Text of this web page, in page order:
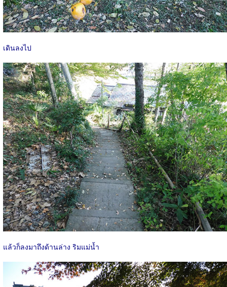
เดินลงไป
แล้วก็ลงมาถึงด้านล่าง ริมแม่น้ำ